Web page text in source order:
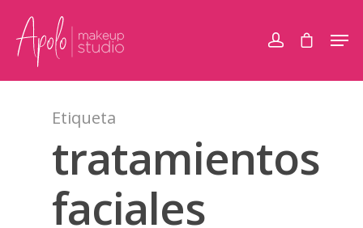
Etiqueta
tratamientos
faciales